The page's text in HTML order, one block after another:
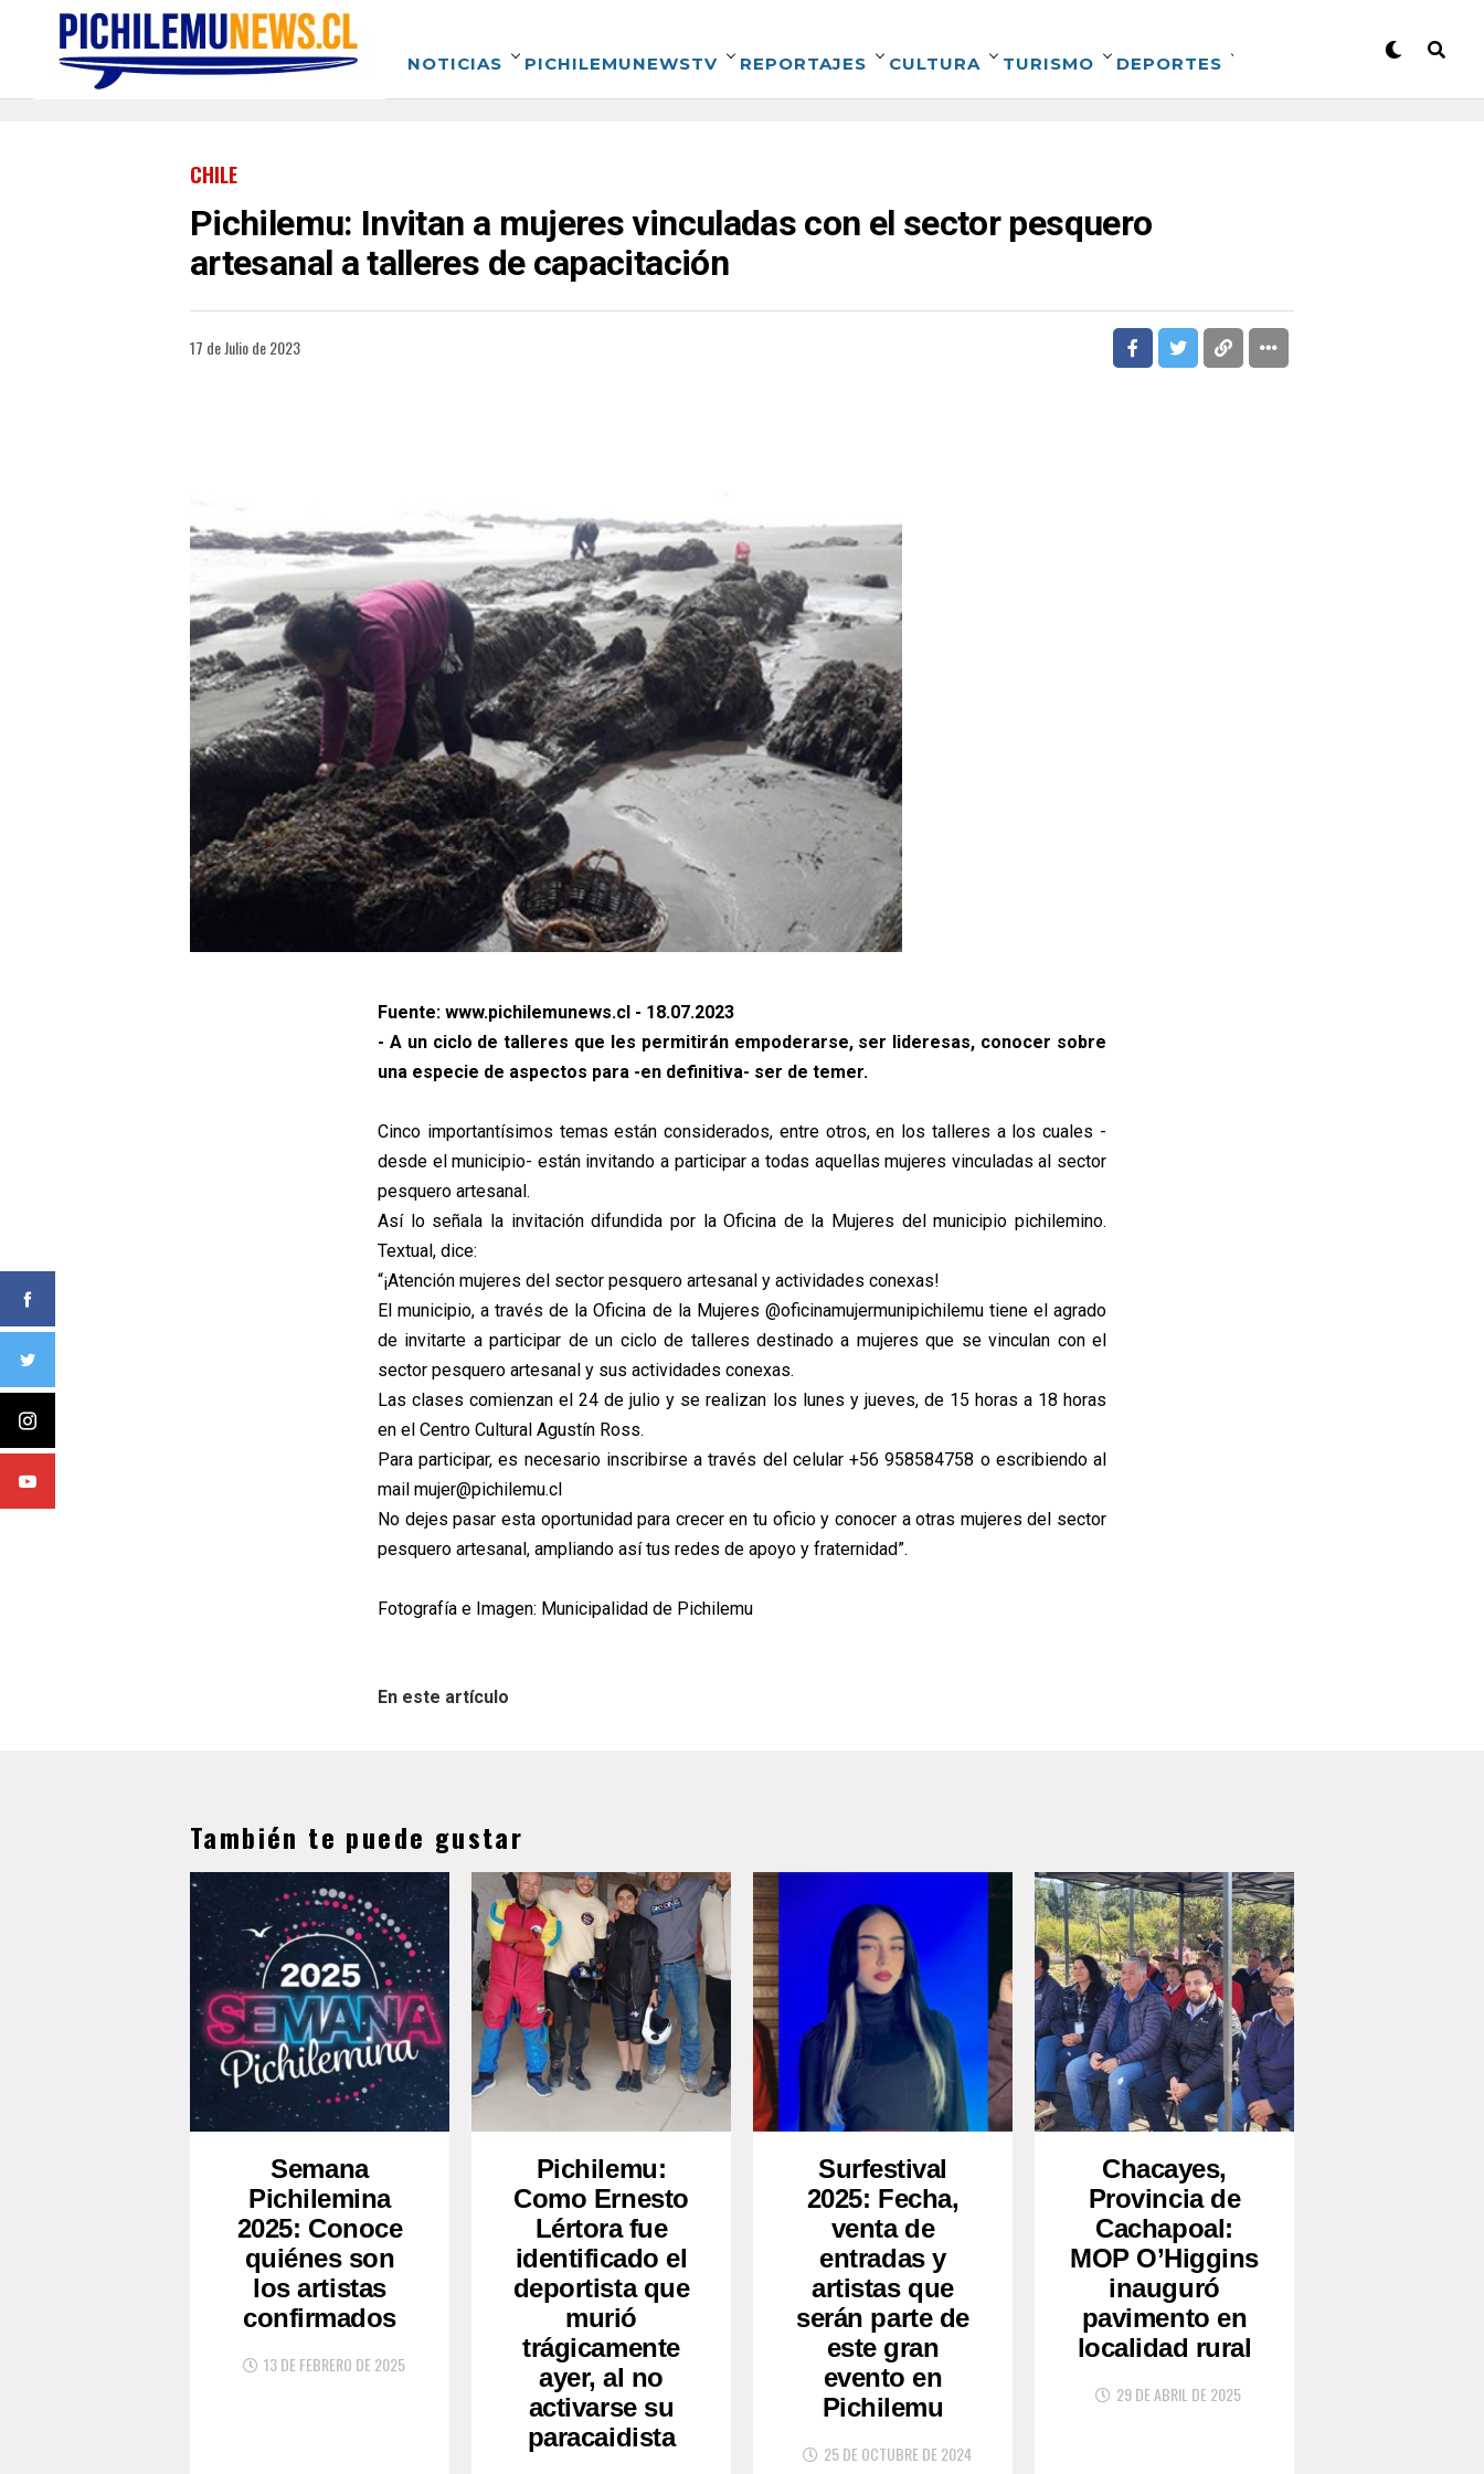
NOTICIAS PICHILEMUNEWSTV REPORTAJES CULTURA TURISMO DEPORTES
CHILE
Pichilemu: Invitan a mujeres vinculadas con el sector pesquero
artesanal a talleres de capacitación
17 de Julio de 2023
Fuente: www.pichilemunews.cl - 18.07.2023
- A un ciclo de talleres que les permitirán empoderarse, ser lideresas, conocer sobre
una especie de aspectos para -en definitiva- ser de temer.
Cinco importantísimos temas están considerados, entre otros, en los talleres a los cuales -
desde el municipio- están invitando a participar a todas aquellas mujeres vinculadas al sector
pesquero artesanal.
Así lo señala la invitación difundida por la Oficina de la Mujeres del municipio pichilemino.
Textual, dice:
“¡Atención mujeres del sector pesquero artesanal y actividades conexas!
El municipio, a través de la Oficina de la Mujeres @oficinamujermunipichilemu tiene el agrado
de invitarte a participar de un ciclo de talleres destinado a mujeres que se vinculan con el
sector pesquero artesanal y sus actividades conexas.
Las clases comienzan el 24 de julio y se realizan los lunes y jueves, de 15 horas a 18 horas
en el Centro Cultural Agustín Ross.
Para participar, es necesario inscribirse a través del celular +56 958584758 o escribiendo al
mail mujer@pichilemu.cl
No dejes pasar esta oportunidad para crecer en tu oficio y conocer a otras mujeres del sector
pesquero artesanal, ampliando así tus redes de apoyo y fraternidad”.
Fotografía e Imagen: Municipalidad de Pichilemu
En este artículo
También te puede gustar
Semana
Pichilemina
2025: Conoce
quiénes son
los artistas
confirmados
13 DE FEBRERO DE 2025
Pichilemu:
Como Ernesto
Lértora fue
identificado el
deportista que
murió
trágicamente
ayer, al no
activarse su
paracaidista
Surfestival
2025: Fecha,
venta de
entradas y
artistas que
serán parte de
este gran
evento en
Pichilemu
25 DE OCTUBRE DE 2024
Chacayes,
Provincia de
Cachapoal:
MOP O’Higgins
inauguró
pavimento en
localidad rural
29 DE ABRIL DE 2025